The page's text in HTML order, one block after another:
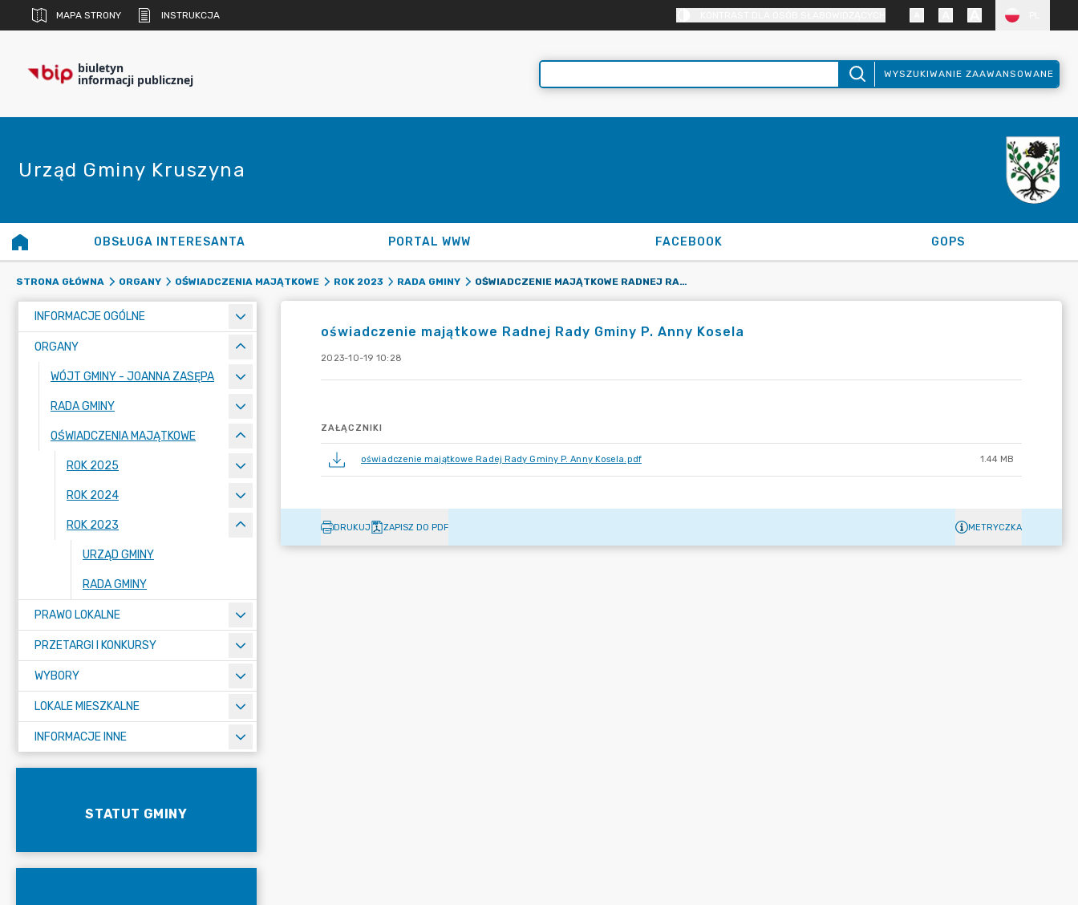
MAPA STRONY INSTRUKCJA
biuletyn
informacji publicznej WYSZUKIWANIE ZAAWANSOWANE
Urząd Gminy Kruszyna
OBSŁUGA INTERESANTA PORTAL WWW FACEBOOK GOPS
STRONA GŁÓWNA ORGANY OŚWIADCZENIA MAJĄTKOWE ROK 2023 RADA GMINY OŚWIADCZENIE MAJĄTKOWE RADNEJ RADY GMINY P. ANNY KOSELA
INFORMACJE OGÓLNE
ORGANY
WÓJT GMINY - JOANNA ZASĘPA
RADA GMINY
OŚWIADCZENIA MAJĄTKOWE
ROK 2025
ROK 2024
ROK 2023
URZĄD GMINY
RADA GMINY
PRAWO LOKALNE
PRZETARGI I KONKURSY
WYBORY
LOKALE MIESZKALNE
INFORMACJE INNE
STATUT GMINY
oświadczenie majątkowe Radnej Rady Gminy P. Anny Kosela
2023-10-19 10:28
ZAŁĄCZNIKI
oświadczenie majątkowe Radej Rady Gminy P. Anny Kosela.pdf 1.44 MB
DRUKUJ ZAPISZ DO PDF METRYCZKA